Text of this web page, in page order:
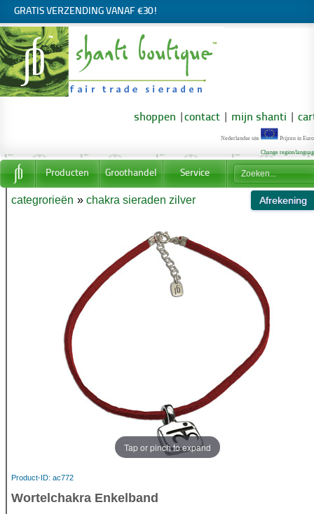
GRATIS VERZENDING VANAF €30!
shoppen contact mijn shanti
Nederlandse site Prijzen in
Change region/
Producten Groothandel Service
categrorieën » chakra sieraden zilver
Tap or pinch to expand
Product-ID ac772
Wortelchakra Enkelband